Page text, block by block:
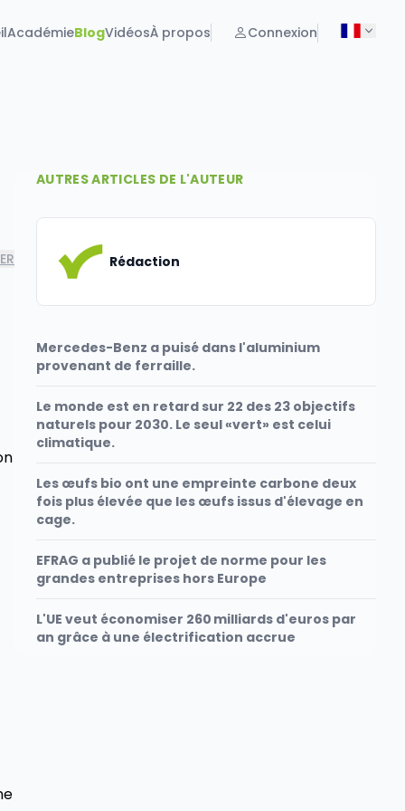
AcadémieBlogVidéosÀ propos Connexion
AUTRES ARTICLES DE L'AUTEUR
Rédaction
Mercedes-Benz a puisé dans l'aluminium
provenant de ferraille.
Le monde est en retard sur 22 des 23 objectifs
naturels pour 2030. Le seul «vert» est celui
climatique.
Les œufs bio ont une empreinte carbone deux
fois plus élevée que les œufs issus d'élevage en
cage.
EFRAG a publié le projet de norme pour les
grandes entreprises hors Europe
L'UE veut économiser 260 milliards d'euros par
an grâce à une électrification accrue